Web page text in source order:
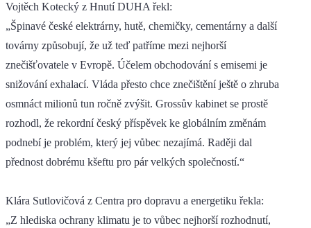
Vojtěch Kotecký z Hnutí DUHA řekl:
„Špinavé české elektrárny, hutě, chemičky, cementárny a další
továrny způsobují, že už teď patříme mezi nejhorší
znečišťovatele v Evropě. Účelem obchodování s emisemi je
snižování exhalací. Vláda přesto chce znečištění ještě o zhruba
osmnáct milionů tun ročně zvýšit. Grossův kabinet se prostě
rozhodl, že rekordní český příspěvek ke globálním změnám
podnebí je problém, který jej vůbec nezajímá. Raději dal
přednost dobrému kšeftu pro pár velkých společností.“
Klára Sutlovičová z Centra pro dopravu a energetiku řekla:
„Z hlediska ochrany klimatu je to vůbec nejhorší rozhodnutí,